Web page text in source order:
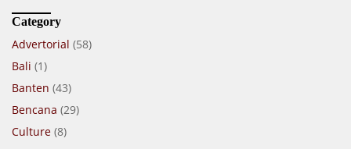
Category
Advertorial (58)
Bali (1)
Banten (43)
Bencana (29)
Culture (8)